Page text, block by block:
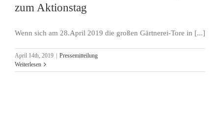
zum Aktionstag
Wenn sich am 28.April 2019 die großen Gärtnerei-Tore in [...]
April 14th, 2019 | Pressemitteilung
Weiterlesen